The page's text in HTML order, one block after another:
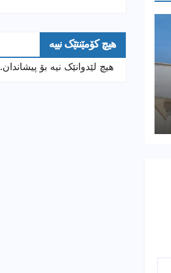
هیچ کۆمێنتێک نییە
هیچ لێدوانێک نیە بۆ پیشاندان.